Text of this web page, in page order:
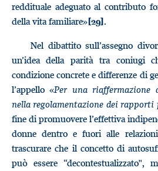
reddituale adeguato al contributo
della vita familiare»[29].
Nel dibattito sull’assegno
un’idea della parità tra coniugi
condizione concrete e differenze di
l’appello «Per una
nella regolamentazione dei
fine di promuovere l’effettiva
donne dentro e fuori alle
trascurare che il concetto di
può essere “decontestualizzato",